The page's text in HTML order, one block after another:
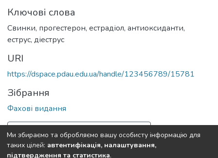
Ключові слова
Свинки, прогестерон, естрадіол, антиоксиданти,
еструс, діеструс
URI
https://dspace.pdau.edu.ua/handle/123456789/15781
Зібрання
Фахові видання
Повна інформація про документ
Ми збираємо та обробляємо вашу особисту інформацію для
таких цілей: автентифікація, налаштування,
підтвердження та статистика.